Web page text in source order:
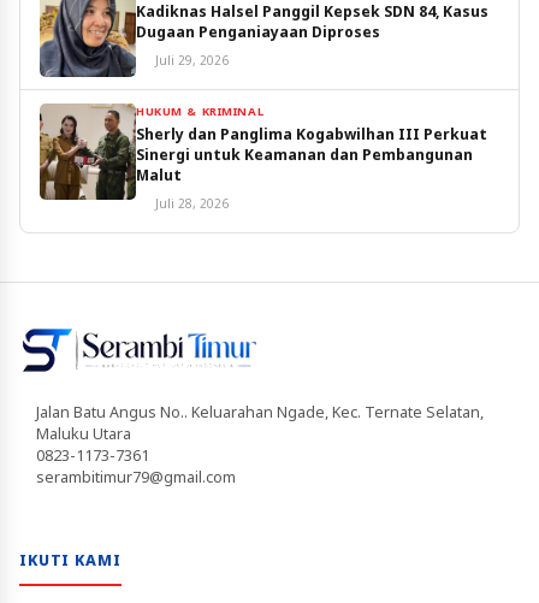
Kadiknas Halsel Panggil Kepsek SDN 84, Kasus
Dugaan Penganiayaan Diproses
Juli 29, 2026
HUKUM & KRIMINAL
Sherly dan Panglima Kogabwilhan III Perkuat
Sinergi untuk Keamanan dan Pembangunan
Malut
Juli 28, 2026
Jalan Batu Angus No.. Keluarahan Ngade, Kec. Ternate Selatan,
Maluku Utara
0823-1173-7361
serambitimur79@gmail.com
IKUTI KAMI